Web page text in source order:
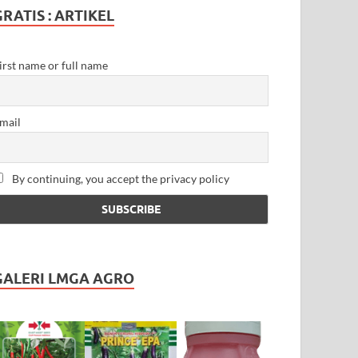
: ARTIKEL
name or full name
By continuing, you accept the privacy policy
LMGA AGRO